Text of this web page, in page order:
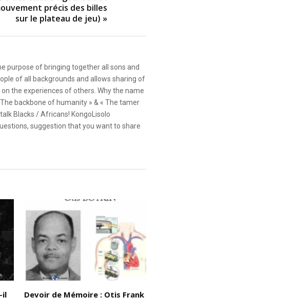
précis des billes
sur le plateau de jeu) »
purpose of bringing together all sons and
of all backgrounds and allows sharing of
the experiences of others. Why the name
The backbone of humanity » & « The tamer
Blacks / Africans! KongoLisolo
suggestion that you want to share
il Devoir de Mémoire : Otis Frank